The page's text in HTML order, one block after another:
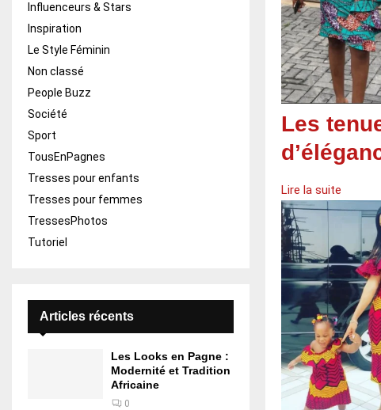
Les
Lire la suite
Influenceurs & Stars
Inspiration
Le Style Féminin
Non classé
People Buzz
Société
Sport
TousEnPagnes
Tresses pour enfants
Tresses pour femmes
TressesPhotos
Tutoriel
Articles récents
Les Looks en Pagne :
Modernité et Tradition
Africaine
0